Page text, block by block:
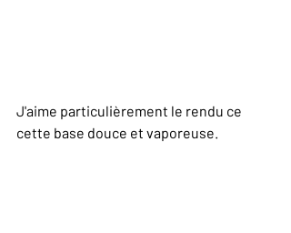
J'aime particulièrement le rendu ce
cette base douce et vaporeuse.